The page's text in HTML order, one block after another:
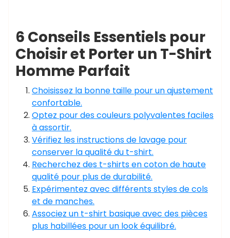
6 Conseils Essentiels pour
Choisir et Porter un T-Shirt
Homme Parfait
Choisissez la bonne taille pour un ajustement
confortable.
Optez pour des couleurs polyvalentes faciles
à assortir.
Vérifiez les instructions de lavage pour
conserver la qualité du t-shirt.
Recherchez des t-shirts en coton de haute
qualité pour plus de durabilité.
Expérimentez avec différents styles de cols
et de manches.
Associez un t-shirt basique avec des pièces
plus habillées pour un look équilibré.